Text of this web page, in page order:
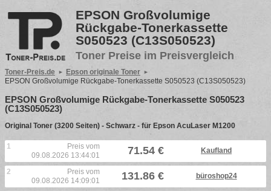
EPSON Großvolumige
Rückgabe-Tonerkassette
S050523 (C13S050523)
Toner Preise im Preisvergleich
Toner-Preis.de
Epson originale Toner
EPSON Großvolumige Rückgabe-Tonerkassette S050523 (C13S050523)
EPSON Großvolumige Rückgabe-Tonerkassette S050523
(C13S050523)
Original Toner (3200 Seiten) - Schwarz - für Epson AcuLaser M1200
1
Preis vom
09.08.2026 13:44:01
71.54 € Kaufland
2
Preis vom
09.08.2026 14:09:01
131.86 € büroshop24